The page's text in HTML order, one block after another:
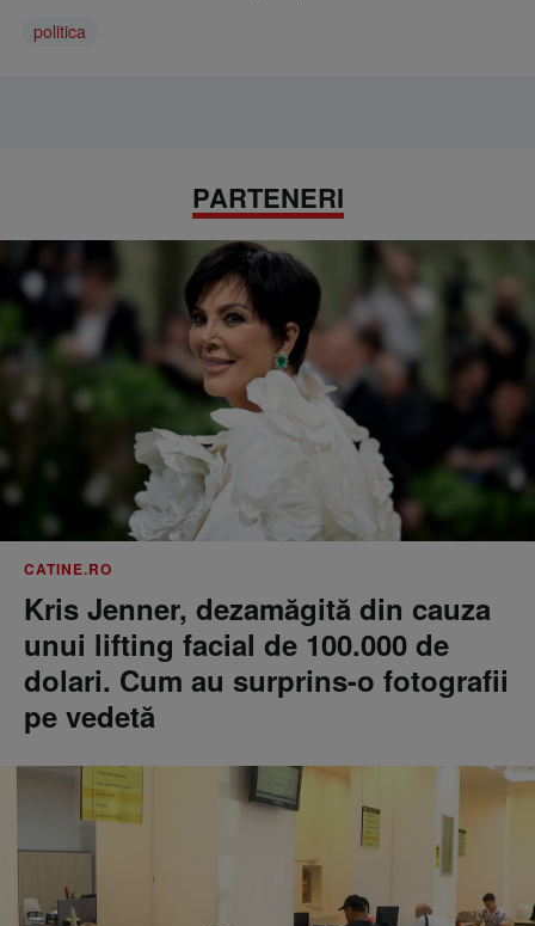
politica
PARTENERI
CATINE.RO
Kris Jenner, dezamăgită din cauza
unui lifting facial de 100.000 de
dolari. Cum au surprins-o fotografii
pe vedetă